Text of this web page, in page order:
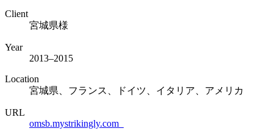
Client
宮城県様
Year
2013–2015
Location
宮城県、フランス、ドイツ、イタリア、アメリカ
URL
omsb.mystrikingly.com